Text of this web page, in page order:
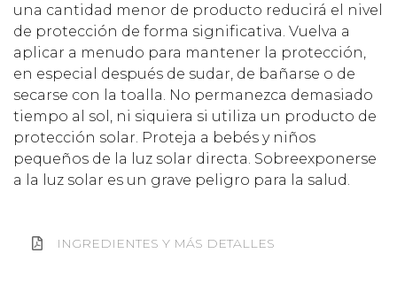
una cantidad menor de producto reducirá el nivel
de protección de forma significativa. Vuelva a
aplicar a menudo para mantener la protección,
en especial después de sudar, de bañarse o de
secarse con la toalla. No permanezca demasiado
tiempo al sol, ni siquiera si utiliza un producto de
protección solar. Proteja a bebés y niños
pequeños de la luz solar directa. Sobreexponerse
a la luz solar es un grave peligro para la salud.
INGREDIENTES Y MÁS DETALLES